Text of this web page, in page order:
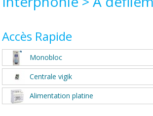
Accès Rapide
Monobloc
Centrale vigik
Alimentation platine